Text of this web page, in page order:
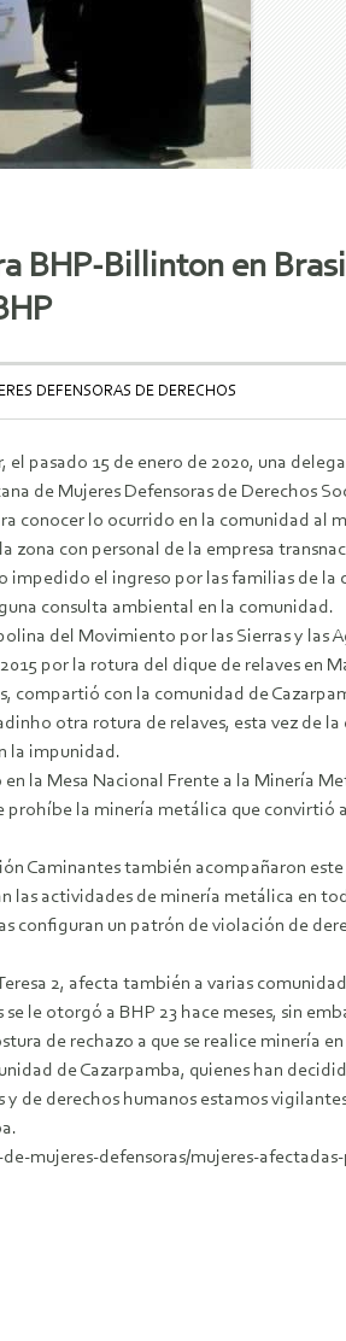
BHP-Billinton en
DEFENSORAS DE DERECHOS
el pasado 15 de enero de 2020, una
de Mujeres Defensoras de Derechos
conocer lo ocurrido en la comunidad al
zona con personal de la empresa
impedido el ingreso por las familias de
consulta ambiental en la comunidad.
del Movimiento por las Sierras y las
por la rotura del dique de relaves en
compartió con la comunidad de
otra rotura de relaves, esta vez de
la impunidad.
la Mesa Nacional Frente a la Minería
la minería metálica que
Caminantes también acompañaron
las actividades de minería metálica en
configuran un patrón de violación de
2, afecta también a varias
le otorgó a BHP 23 hace meses, sin
de rechazo a que se realice minería
de Cazarpamba, quienes han
de derechos humanos estamos
mujeres-defensoras/mujeres-